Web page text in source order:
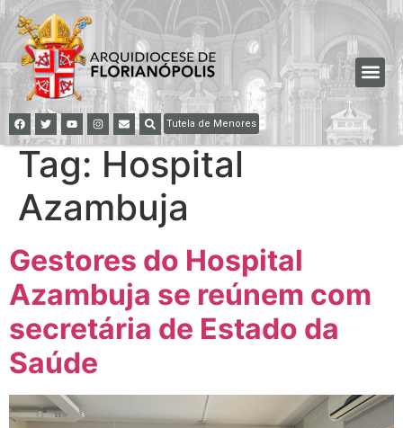
Tutela de Menores
Tag: Hospital
Azambuja
Gestores do Hospital
Azambuja se reúnem com
secretária de Estado da
Saúde